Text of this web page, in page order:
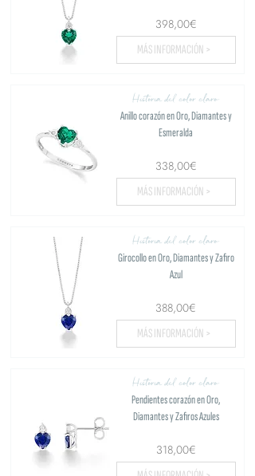
398,00€
MÁS INFORMACIÓN >
Historia del color claro
Anillo corazón en Oro, Diamantes y
Esmeralda
338,00€
MÁS INFORMACIÓN >
Historia del color claro
Girocollo en Oro, Diamantes y Zafiro
Azul
388,00€
MÁS INFORMACIÓN >
Historia del color claro
Pendientes corazón en Oro,
Diamantes y Zafiros Azules
318,00€